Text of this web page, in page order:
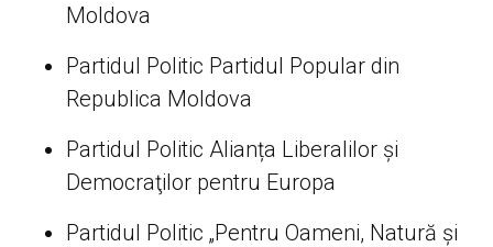
Moldova
Partidul Politic Partidul Popular din
Republica Moldova
Partidul Politic Alianța Liberalilor şi
Democraţilor pentru Europa
Partidul Politic „Pentru Oameni, Natură şi